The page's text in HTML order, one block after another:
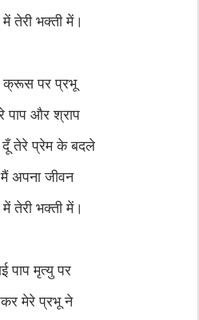
तेरी भक्ती में।
क्रूस पर प्रभू
पाप और श्राप
दूँ तेरे प्रेम के बदले
अपना जीवन
तेरी भक्ती में।
पाप मृत्यु पर
मेरे प्रभू ने